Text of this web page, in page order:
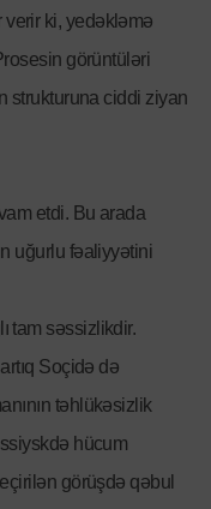
ki, yedəkləmə
görüntüləri
strukturuna ciddi ziyan
etdi. Bu arada
uğurlu fəaliyyətini
tam səssizlikdir.
Soçidə də
təhlükəsizlik
hücum
görüşdə qəbul